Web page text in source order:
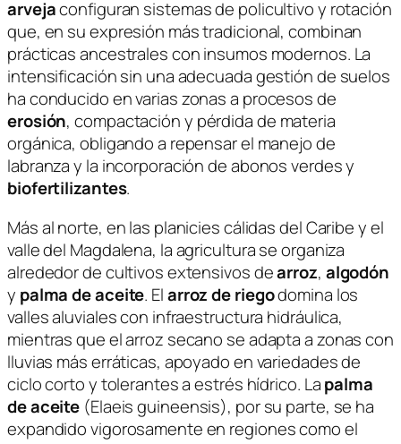
arvejaconfiguran sistemas de policultivo y rotación
que, en su expresión más tradicional, combinan
prácticas ancestrales con insumos modernos. La
intensificación sin una adecuada gestión de suelos
ha conducido en varias zonas a procesos de
erosión, compactación y pérdida de materia
orgánica, obligando a repensar el manejo de
labranza y la incorporación de abonos verdes y
biofertilizantes.
Más al norte, en las planicies cálidas del Caribe y el
valle del Magdalena, la agricultura se organiza
alrededor de cultivos extensivos dearroz, algodón
y palma de aceite. Elarroz de riegodomina los
valles aluviales con infraestructura hidráulica,
mientras que el arroz secano se adapta a zonas con
lluvias más erráticas, apoyado en variedades de
ciclo corto y tolerantes a estrés hídrico. Lapalma
de aceite (Elaeis guineensis), por su parte, se ha
expandido vigorosamente en regiones como el